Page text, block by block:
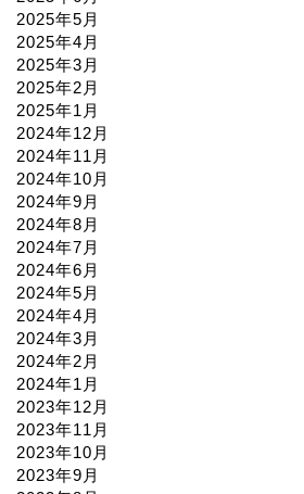
2025年5月
2025年4月
2025年3月
2025年2月
2025年1月
2024年12月
2024年11月
2024年10月
2024年9月
2024年8月
2024年7月
2024年6月
2024年5月
2024年4月
2024年3月
2024年2月
2024年1月
2023年12月
2023年11月
2023年10月
2023年9月